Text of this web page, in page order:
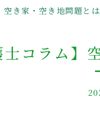
空き家・空き地問題とは
コラム】